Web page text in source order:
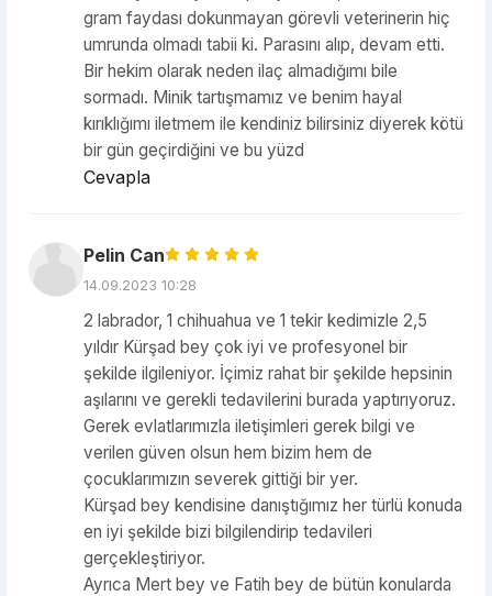
gram faydası dokunmayan görevli veterinerin hiç
umrunda olmadı tabii ki. Parasını alıp, devam etti.
Bir hekim olarak neden ilaç almadığımı bile
sormadı. Minik tartışmamız ve benim hayal
kırıklığımı iletmem ile kendiniz bilirsiniz diyerek kötü
bir gün geçirdiğini ve bu yüzd
Cevapla
Pelin Can
14.09.2023 10:28
2 labrador, 1 chihuahua ve 1 tekir kedimizle 2,5
yıldır Kürşad bey çok iyi ve profesyonel bir
şekilde ilgileniyor. İçimiz rahat bir şekilde hepsinin
aşılarını ve gerekli tedavilerini burada yaptırıyoruz.
Gerek evlatlarımızla iletişimleri gerek bilgi ve
verilen güven olsun hem bizim hem de
çocuklarımızın severek gittiği bir yer.
Kürşad bey kendisine danıştığımız her türlü konuda
en iyi şekilde bizi bilgilendirip tedavileri
gerçekleştiriyor.
Ayrıca Mert bey ve Fatih bey de bütün konularda